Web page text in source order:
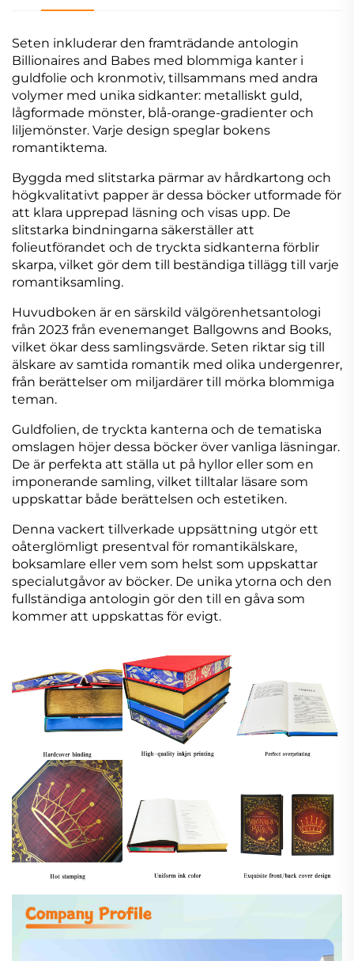
Seten inkluderar den framträdande antologin
Billionaires and Babes med blommiga kanter i
guldfolie och kronmotiv, tillsammans med andra
volymer med unika sidkanter: metalliskt guld,
lågformade mönster, blå-orange-gradienter och
liljemönster. Varje design speglar bokens
romantiktema.
Byggda med slitstarka pärmar av hårdkartong och
högkvalitativt papper är dessa böcker utformade för
att klara upprepad läsning och visas upp. De
slitstarka bindningarna säkerställer att
folieutförandet och de tryckta sidkanterna förblir
skarpa, vilket gör dem till beständiga tillägg till varje
romantiksamling.
Huvudboken är en särskild välgörenhetsantologi
från 2023 från evenemanget Ballgowns and Books,
vilket ökar dess samlingsvärde. Seten riktar sig till
älskare av samtida romantik med olika undergenrer,
från berättelser om miljardärer till mörka blommiga
teman.
Guldfolien, de tryckta kanterna och de tematiska
omslagen höjer dessa böcker över vanliga läsningar.
De är perfekta att ställa ut på hyllor eller som en
imponerande samling, vilket tilltalar läsare som
uppskattar både berättelsen och estetiken.
Denna vackert tillverkade uppsättning utgör ett
oåterglömligt presentval för romantikälskare,
boksamlare eller vem som helst som uppskattar
specialutgåvor av böcker. De unika ytorna och den
fullständiga antologin gör den till en gåva som
kommer att uppskattas för evigt.